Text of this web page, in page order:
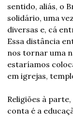
sentido, aliás, o
solidário, uma
diversas e, cá
Essa distância
nos tornar uma
estaríamos
em igrejas,
Religiões à
conta é a